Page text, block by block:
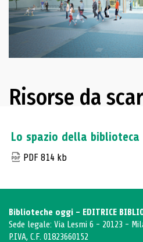
Risorse da
Lo spazio della biblioteca
PDF 814 kb
Biblioteche oggi - EDITRICE
Sede legale: Via Lesmi 6 - 20123 -
P.IVA, C.F. 01823660152